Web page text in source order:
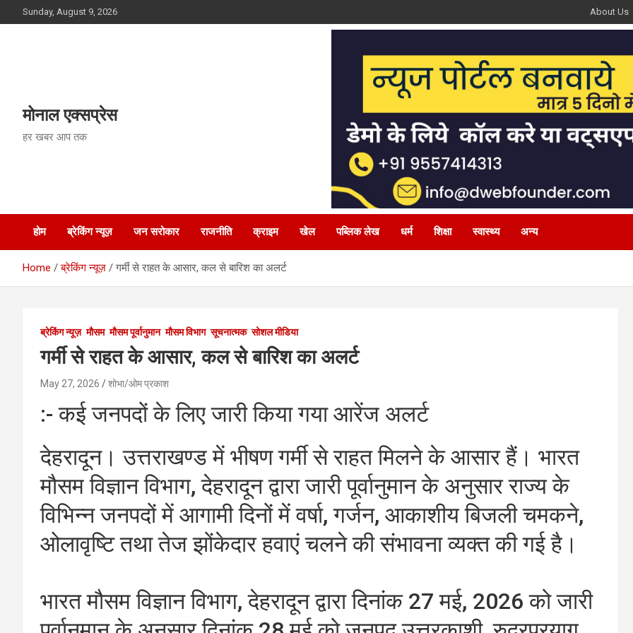
to
Sunday, August 9, 2026 About Us
मोनाल एक्सप्रेस
हर खबर आप तक
होम ब्रेकिंग न्यूज़ जन सरोकार राजनीति क्राइम खेल पब्लिक लेख धर्म शिक्षा स्वास्थ्य अन्य
Home ब्रेकिंग न्यूज़ गर्मी से राहत के आसार, कल से बारिश का अलर्ट
ब्रेकिंग न्यूज़ मौसम मौसम पूर्वानुमान मौसम विभाग सूचनात्मक सोशल मीडिया
गर्मी से राहत के आसार, कल से बारिश का अलर्ट
May 27, 2026 शोभा/ओम प्रकाश
:- कई जनपदों के लिए जारी किया गया आरेंज अलर्ट
देहरादून। उत्तराखण्ड में भीषण गर्मी से राहत मिलने के आसार हैं। भारत
मौसम विज्ञान विभाग, देहरादून द्वारा जारी पूर्वानुमान के अनुसार राज्य के
विभिन्न जनपदों में आगामी दिनों में वर्षा, गर्जन, आकाशीय बिजली चमकने,
ओलावृष्टि तथा तेज झोंकेदार हवाएं चलने की संभावना व्यक्त की गई है।
भारत मौसम विज्ञान विभाग, देहरादून द्वारा दिनांक 27 मई, 2026 को जारी